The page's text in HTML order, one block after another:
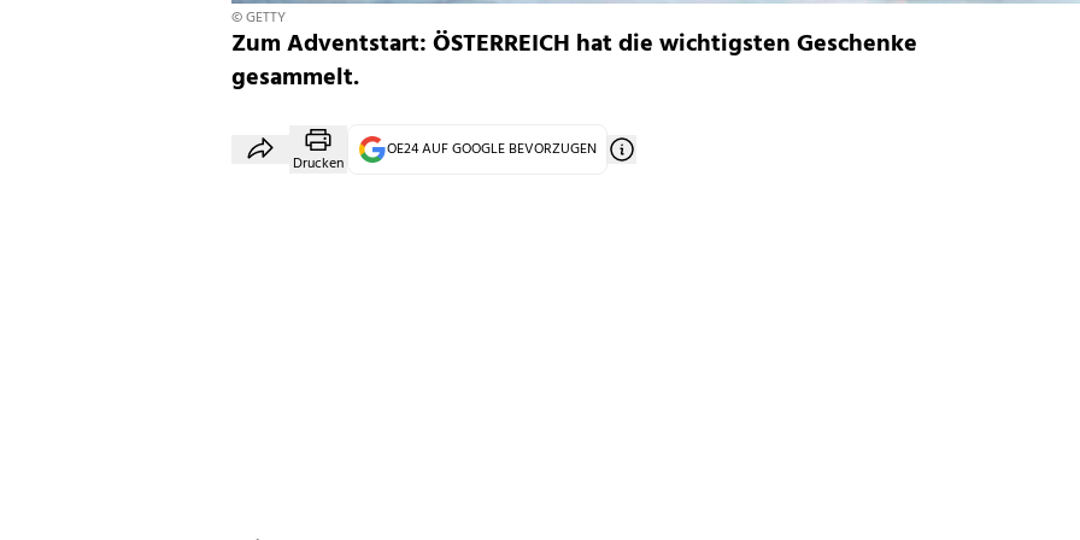
© GETTY
Zum Adventstart: ÖSTERREICH hat die wichtigsten Geschenke
gesammelt.
Drucken
OE24 AUF GOOGLE BEVORZUGEN